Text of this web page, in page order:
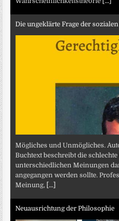
Die ungeklärte Frage der
Mögliches und Unmögliches.
Buchtext beschreibt die
unterschiedlichen Meinungen
angegangen werden sollte.
Meinung, [...]
Neuausrichtung der Philosophie